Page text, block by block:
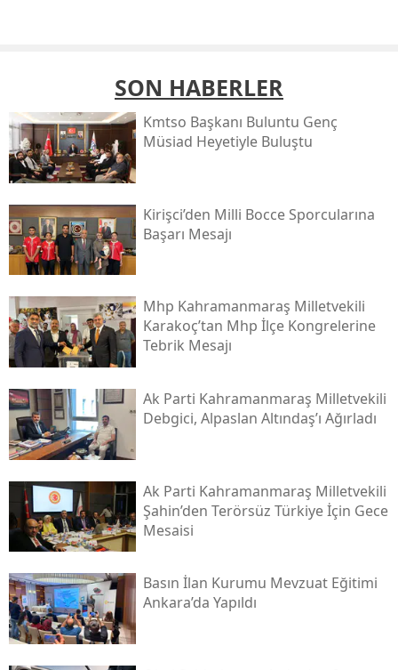
SON HABERLER
Kmtso Başkanı Buluntu Genç
Müsi̇ad Heyetiyle Buluştu
Kirişci’den Milli Bocce Sporcularına
Başarı Mesajı
Mhp Kahramanmaraş Milletvekili
Karakoç’tan Mhp İlçe Kongrelerine
Tebrik Mesajı
Ak Parti Kahramanmaraş Milletvekili
Debgici, Alpaslan Altındaş’ı Ağırladı
Ak Parti Kahramanmaraş Milletvekili
Şahin’den Terörsüz Türkiye İçin Gece
Mesaisi
Basın İlan Kurumu Mevzuat Eğitimi
Ankara’da Yapıldı